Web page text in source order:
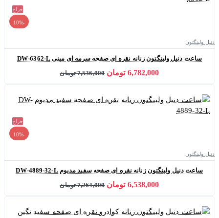
حراج
-10%
دنیل ولینگتون
ساعت دنیل ولینگتون زنانه نقره ای صفحه سرمه ای مینی DW-6362-L
6,782,000 تومان 7,536,000 تومان
حراج
-10%
دنیل ولینگتون
ساعت دنیل ولینگتون زنانه نقره ای صفحه سفید مدیوم DW-4889-32-L
6,538,000 تومان 7,264,000 تومان